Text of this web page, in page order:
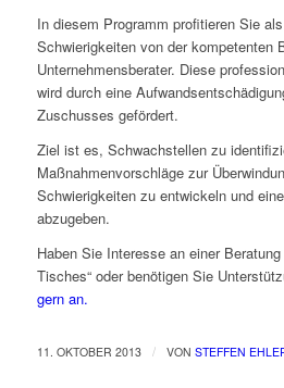
In diesem Programm profitieren Sie
Schwierigkeiten von der kompetenten
Unternehmensberater. Diese
wird durch eine
Zuschusses gefördert.
Ziel ist es, Schwachstellen zu
Maßnahmenvorschläge zur
Schwierigkeiten zu entwickeln und
abzugeben.
Haben Sie Interesse an einer
Tisches“ oder benötigen Sie
gern an.
11. OKTOBER 2013 / VON STEFFEN